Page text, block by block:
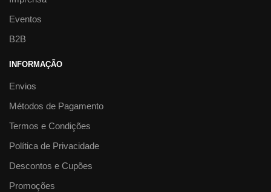
Eventos
B2B
INFORMAÇÃO
Envios
Métodos de Pagamento
Termos e Condições
Política de Privacidade
Descontos e Cupões
Promoções